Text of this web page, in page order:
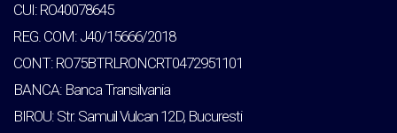
CUI: RO40078645
REG. COM: J40/15666/2018
CONT: RO75BTRLRONCRT0472951101
BANCA: Banca Transilvania
BIROU: Str. Samuil Vulcan 12D, Bucuresti